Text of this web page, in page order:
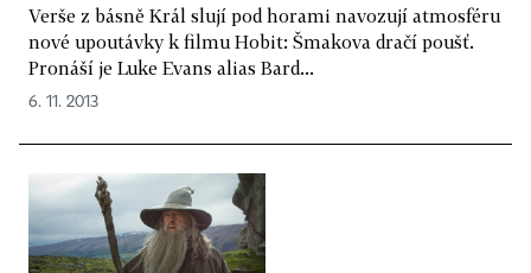
Verše z básně Král slují pod horami navozují atmosféru
nové upoutávky k filmu Hobit: Šmakova dračí poušť.
Pronáší je Luke Evans alias Bard...
6. 11. 2013